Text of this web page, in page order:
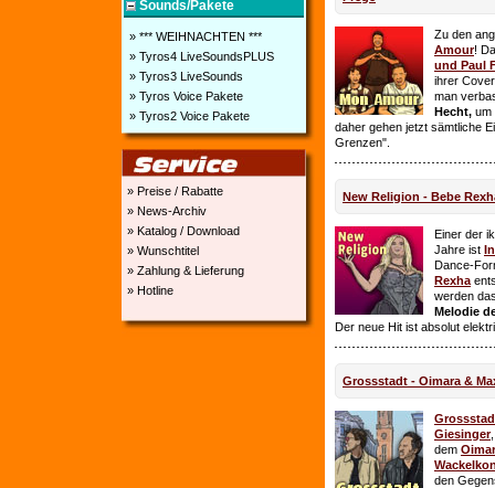
Sounds/Pakete
» *** WEIHNACHTEN ***
» Tyros4 LiveSoundsPLUS
» Tyros3 LiveSounds
» Tyros Voice Pakete
» Tyros2 Voice Pakete
» Preise / Rabatte
» News-Archiv
» Katalog / Download
» Wunschtitel
» Zahlung & Lieferung
» Hotline
Zu den
Amour!
und Paul
ihrer
man
Hecht, um
daher gehen jetzt sämtliche
Grenzen".
New Religion - Bebe
Einer der
Jahre ist
Dance-
Rexha
werden
Melodie
Der neue Hit ist absolut
Grossstadt - Oimara &
Giesinger
dem
den